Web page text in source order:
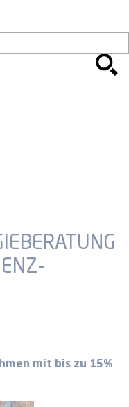
mit bis zu 15%